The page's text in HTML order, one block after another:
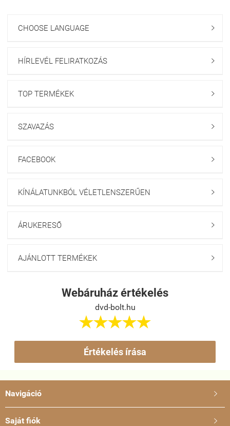
CHOOSE LANGUAGE 
HÍRLEVÉL FELIRATKOZÁS 
TOP TERMÉKEK 
SZAVAZÁS 
FACEBOOK 
KÍNÁLATUNKBÓL VÉLETLENSZERŰEN 
ÁRUKERESŐ 
AJÁNLOTT TERMÉKEK 
Webáruház értékelés
dvd-bolt.hu

Értékelés írása
Navigáció 
Saját fiók 